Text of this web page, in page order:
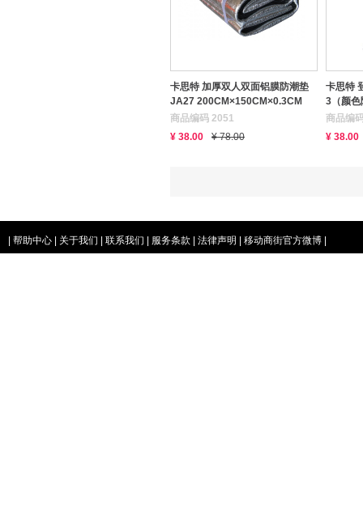
卡思特 加厚双人双面铝膜防潮垫
JA27 200CM×150CM×0.3CM
（送无缝头巾）
商品编码 2051
¥ 38.00
¥ 78.00
卡思特
3（颜色
商品编
¥ 38.00
帮助中心 关于我们 联系我们 服务条款 法律声明 移动商街官方微博